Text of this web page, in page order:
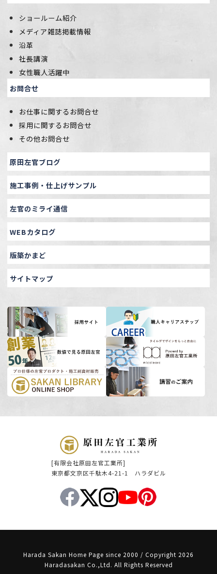
ショールーム紹介
メディア雑誌掲載情報
沿革
社長講演
女性職人活躍中
お問合せ
お仕事に関するお問合せ
採用に関するお問合せ
その他お問合せ
原田左官ブログ
施工事例・仕上げサンプル
左官のミライ通信
WEBカタログ
版築かまど
サイトマップ
[有限会社原田左官工業所]
東京都文京区千駄木4-21-1 ハラダビル
Harada Sakan Home Page since 2000 / Copyright 2026
Haradasakan Co.,Ltd. All Rights Reserved